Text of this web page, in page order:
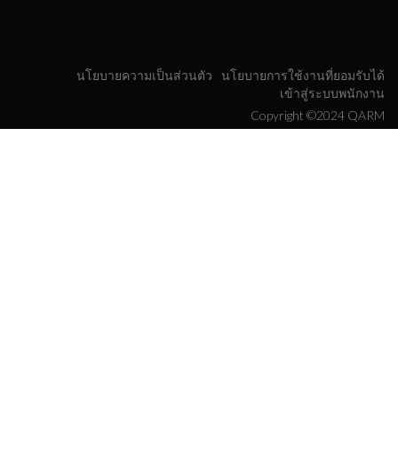
นโยบายความเป็นส่วนตัว
นโยบายการใช้งานที่ยอมรับได้
เข้าสู่ระบบพนักงาน
Copyright ©2024 QARM